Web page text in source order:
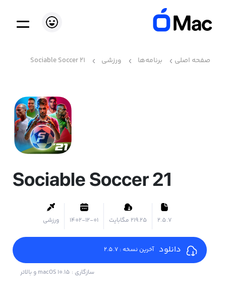
صفحه اصلی برنامه‌ها ورزشی Sociable Soccer 21
Sociable Soccer 21
2.5.7 ۲۱۹.۲۵ مگابایت 1402-12-01 ورزشی
دانلود آخرین نسخه : 2.5.7
سازگاری : macOS 10.15 و بالاتر